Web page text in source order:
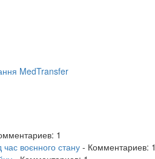
MedTransfer
1
воєнного стану - Комментариев: 1